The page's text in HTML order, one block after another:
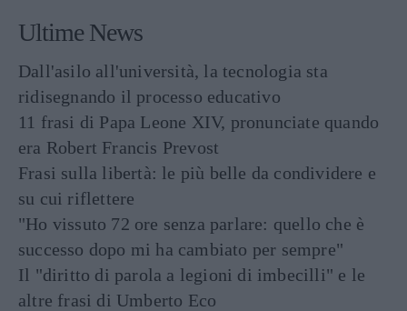
Ultime News
Dall'asilo all'università, la tecnologia sta
ridisegnando il processo educativo
11 frasi di Papa Leone XIV, pronunciate quando
era Robert Francis Prevost
Frasi sulla libertà: le più belle da condividere e
su cui riflettere
"Ho vissuto 72 ore senza parlare: quello che è
successo dopo mi ha cambiato per sempre"
Il "diritto di parola a legioni di imbecilli" e le
altre frasi di Umberto Eco